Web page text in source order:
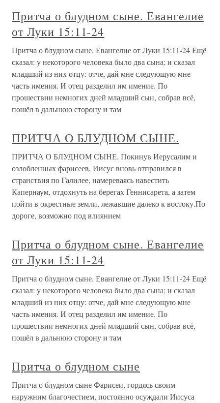
Притча о блудном сыне. Евангелие
от Луки 15:11-24
Притча о блудном сыне. Евангелие от Луки 15:11-24 Ещё
сказал: у некоторого человека было два сына; и сказал
младший из них отцу: отче, дай мне следующую мне
часть имения. И отец разделил им имение. По
прошествии немногих дней младший сын, собрав всё,
пошёл в дальнюю сторону и там
ПРИТЧА О БЛУДНОМ СЫНЕ.
ПРИТЧА О БЛУДНОМ СЫНЕ. Покинув Иерусалим и
озлобленных фарисеев, Иисус вновь отправился в
странствия по Галилее, намереваясь навестить
Капернаум, отдохнуть на берегах Геннисарета, а затем
пойти в окрестные земли, лежавшие далеко к востоку.По
дороге, возможно под влиянием
Притча о блудном сыне. Евангелие
от Луки 15:11-24
Притча о блудном сыне. Евангелие от Луки 15:11-24 Ещё
сказал: у некоторого человека было два сына; и сказал
младший из них отцу: отче, дай мне следующую мне
часть имения. И отец разделил им имение. По
прошествии немногих дней младший сын, собрав всё,
пошёл в дальнюю сторону и там
Притча о блудном сыне
Притча о блудном сыне Фарисеи, гордясь своим
наружним благочестием, постоянно осуждали Иисуса